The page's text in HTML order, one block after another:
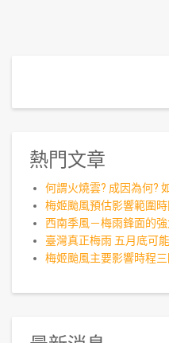
熱門文章
何謂火燒雲? 成因為何?
梅姬颱風預估影響範圍
西南季風－梅雨鋒面的
臺灣真正梅雨 五月底可
梅姬颱風主要影響時程